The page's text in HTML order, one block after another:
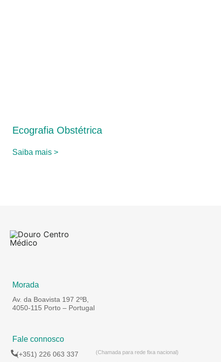
Ecografia Obstétrica
Saiba mais >
Morada
Av. da Boavista 197 2ºB,
4050-115 Porto – Portugal
Fale connosco
(+351) 226 063 337 (Chamada para rede fixa nacional)